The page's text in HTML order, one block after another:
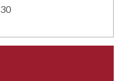
30